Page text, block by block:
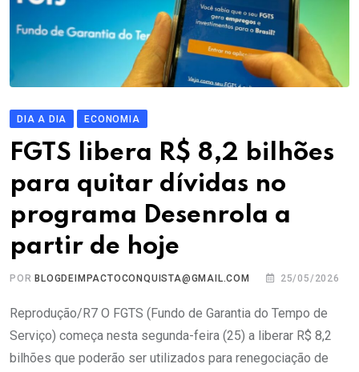
DIA A DIA ECONOMIA
FGTS libera R$ 8,2 bilhões
para quitar dívidas no
programa Desenrola a
partir de hoje
POR BLOGDEIMPACTOCONQUISTA@GMAIL.COM 25/05/2026
Reprodução/R7 O FGTS (Fundo de Garantia do Tempo de
Serviço) começa nesta segunda-feira (25) a liberar R$ 8,2
bilhões que poderão ser utilizados para renegociação de